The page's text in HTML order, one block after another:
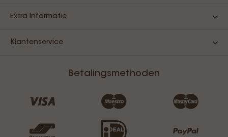
Extra Informatie
Klantenservice
Betalingsmethoden